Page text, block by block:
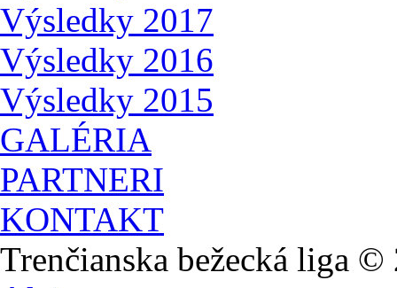
Výsledky 2017
Výsledky 2016
Výsledky 2015
GALÉRIA
PARTNERI
KONTAKT
Trenčianska bežecká